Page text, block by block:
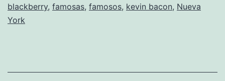
en
blackberry, famosas, famosos, kevin bacon, Nueva
York